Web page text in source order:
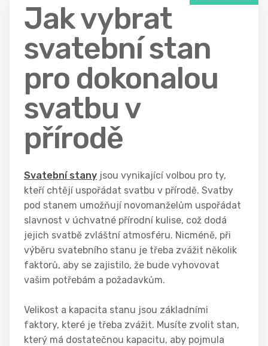
Jak vybrat
svatební stan
pro dokonalou
svatbu v
přírodě
Svatební stany jsou vynikající volbou pro ty,
kteří chtějí uspořádat svatbu v přírodě. Svatby
pod stanem umožňují novomanželům uspořádat
slavnost v úchvatné přírodní kulise, což dodá
jejich svatbě zvláštní atmosféru. Nicméně, při
výběru svatebního stanu je třeba zvážit několik
faktorů, aby se zajistilo, že bude vyhovovat
vašim potřebám a požadavkům.
Velikost a kapacita stanu jsou základními
faktory, které je třeba zvážit. Musíte zvolit stan,
který má dostatečnou kapacitu, aby pojmula